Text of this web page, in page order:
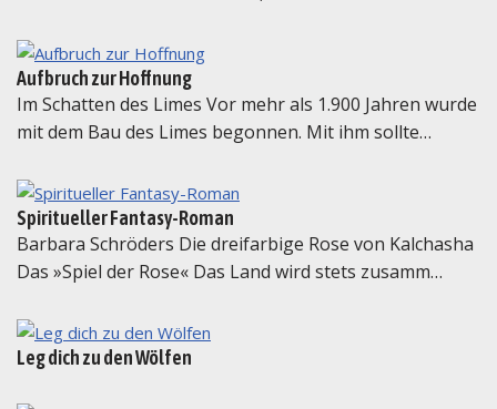
Aufbruch zur Hoffnung
Im Schatten des Limes Vor mehr als 1.900 Jahren wurde
mit dem Bau des Limes begonnen. Mit ihm sollte…
Spiritueller Fantasy-Roman
Barbara Schröders Die dreifarbige Rose von Kalchasha
Das »Spiel der Rose« Das Land wird stets zusamm…
Leg dich zu den Wölfen